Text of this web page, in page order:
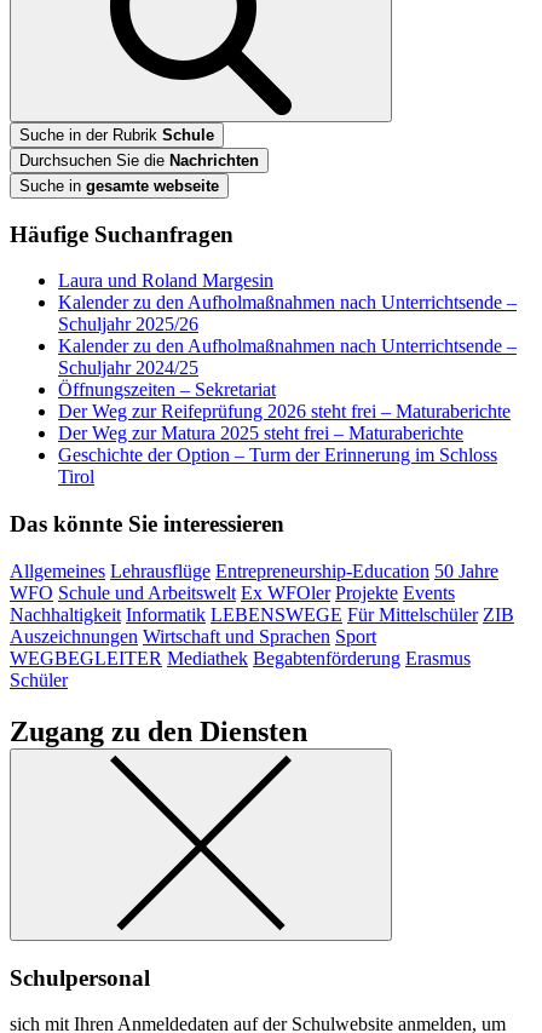
Suche in der Rubrik Schule
Durchsuchen Sie die Nachrichten
Suche in gesamte webseite
Häufige Suchanfragen
Laura und Roland Margesin
Kalender zu den Aufholmaßnahmen nach Unterrichtsende –
Schuljahr 2025/26
Kalender zu den Aufholmaßnahmen nach Unterrichtsende –
Schuljahr 2024/25
Öffnungszeiten – Sekretariat
Der Weg zur Reifeprüfung 2026 steht frei – Maturaberichte
Der Weg zur Matura 2025 steht frei – Maturaberichte
Geschichte der Option – Turm der Erinnerung im Schloss
Tirol
Das könnte Sie interessieren
Allgemeines Lehrausflüge Entrepreneurship-Education 50 Jahre
WFO Schule und Arbeitswelt Ex WFOler Projekte Events
Nachhaltigkeit Informatik LEBENSWEGE Für Mittelschüler ZIB
Auszeichnungen Wirtschaft und Sprachen Sport
WEGBEGLEITER Mediathek Begabtenförderung Erasmus
Schüler
Zugang zu den Diensten
Schulpersonal
sich mit Ihren Anmeldedaten auf der Schulwebsite anmelden, um